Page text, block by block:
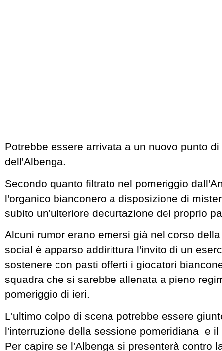
Potrebbe essere arrivata a un nuovo punto
dell'Albenga.
Secondo quanto filtrato nel pomeriggio
l'organico bianconero a disposizione di
subito un'ulteriore decurtazione del proprio
Alcuni rumor erano emersi già nel corso
social è apparso addirittura l'invito di un
sostenere con pasti offerti i giocatori
squadra che si sarebbe allenata a pieno
pomeriggio di ieri.
L'ultimo colpo di scena potrebbe essere
l'interruzione della sessione pomeridiana e il
Per capire se l'Albenga si presenterà contro